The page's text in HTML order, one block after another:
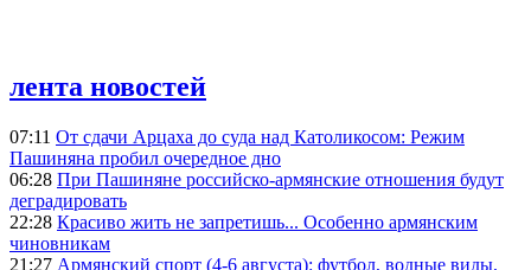
лента новостей
07:11 От сдачи Арцаха до суда над Католикосом: Режим
Пашиняна пробил очередное дно
06:28 При Пашиняне российско-армянские отношения будут
деградировать
22:28 Красиво жить не запретишь... Особенно армянским
чиновникам
21:27 Армянский спорт (4-6 августа): футбол, водные виды,